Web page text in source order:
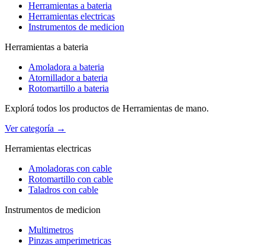
Herramientas a bateria
Herramientas electricas
Instrumentos de medicion
Herramientas a bateria
Amoladora a bateria
Atornillador a bateria
Rotomartillo a bateria
Explorá todos los productos de Herramientas de mano.
Ver categoría →
Herramientas electricas
Amoladoras con cable
Rotomartillo con cable
Taladros con cable
Instrumentos de medicion
Multimetros
Pinzas amperimetricas